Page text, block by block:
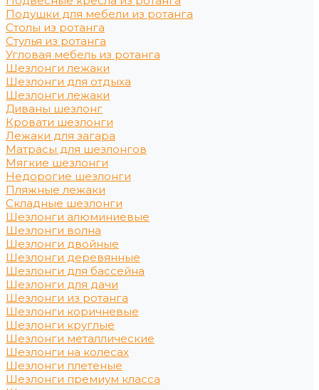
Подушки для мебели из ротанга
Столы из ротанга
Стулья из ротанга
Угловая мебель из ротанга
Шезлонги лежаки
Шезлонги для отдыха
Шезлонги лежаки
Диваны шезлонг
Кровати шезлонги
Лежаки для загара
Матрасы для шезлонгов
Мягкие шезлонги
Недорогие шезлонги
Пляжные лежаки
Складные шезлонги
Шезлонги алюминиевые
Шезлонги волна
Шезлонги двойные
Шезлонги деревянные
Шезлонги для бассейна
Шезлонги для дачи
Шезлонги из ротанга
Шезлонги коричневые
Шезлонги круглые
Шезлонги металлические
Шезлонги на колесах
Шезлонги плетеные
Шезлонги премиум класса